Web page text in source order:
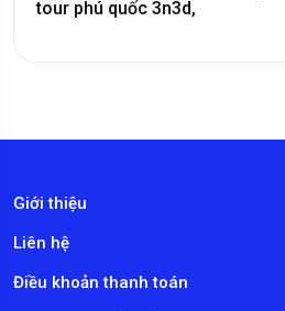
tour phú quốc 3n3d,
Giới thiệu
Liên hệ
Điều khoản thanh toán